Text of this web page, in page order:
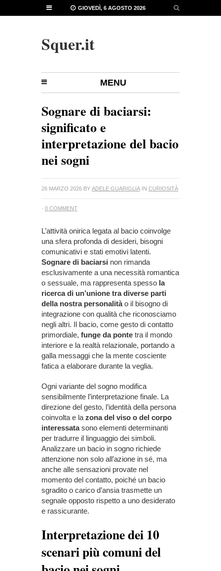
GIOVEDÌ, 6 AGOSTO 2026
Squer.it
MENU
Sognare di baciarsi:
significato e
interpretazione del bacio
nei sogni
26 MARZO 2026 BY ADELE GUARIGLIA IN CURIOSITÀ
· 0 COMMENT
L’attività onirica legata al bacio coinvolge
una sfera profonda di desideri, bisogni
comunicativi e stati emotivi latenti.
Sognare di baciarsi non rimanda
esclusivamente a una necessità romantica
o sessuale, ma rappresenta spesso la
ricerca di un’unione tra diverse parti
della nostra personalitào il bisogno di
integrazione con qualità che riconosciamo
negli altri. Il bacio, come gesto di contatto
primordiale, funge da ponte tra il mondo
interiore e la realtà relazionale, portando a
galla messaggi che la mente cosciente
fatica a elaborare durante la veglia.
Ogni variante del sogno modifica
sensibilmente l’interpretazione finale. La
direzione del gesto, l’identità della persona
coinvolta e la zona del viso o del corpo
interessatasono elementi determinanti
per tradurre il linguaggio dei simboli.
Analizzare un bacio in sogno richiede
attenzione non solo all’azione in sé, ma
anche alle sensazioni provate nel
momento del contatto, poiché un bacio
sgradito o carico d’ansia trasmette un
segnale opposto rispetto a uno desiderato
e rassicurante.
Interpretazione dei 10
scenari più comuni del